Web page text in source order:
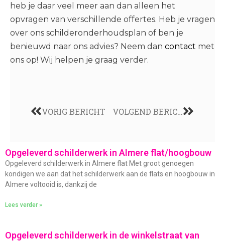
heb je daar veel meer aan dan alleen het
opvragen van verschillende offertes. Heb je vragen
over ons schilderonderhoudsplan of ben je
benieuwd naar ons advies? Neem dan contact met
ons op! Wij helpen je graag verder.
VORIG BERICHT VOLGEND BERICHT
Opgeleverd schilderwerk in Almere flat/hoogbouw
Opgeleverd schilderwerk in Almere flat Met groot genoegen
kondigen we aan dat het schilderwerk aan de flats en hoogbouw in
Almere voltooid is, dankzij de
Lees verder »
Opgeleverd schilderwerk in de winkelstraat van